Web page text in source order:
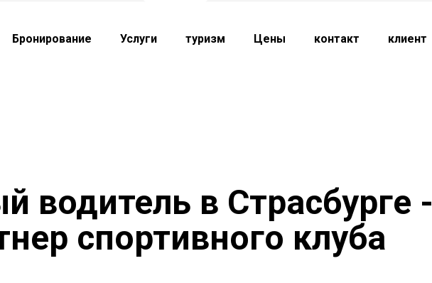
Бронирование Услуги туризм Цены контакт клиент
водитель в Страсбурге -
спортивного клуба